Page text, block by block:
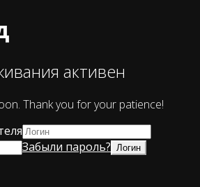
активен
Thank you for your patience!
Забыли пароль?